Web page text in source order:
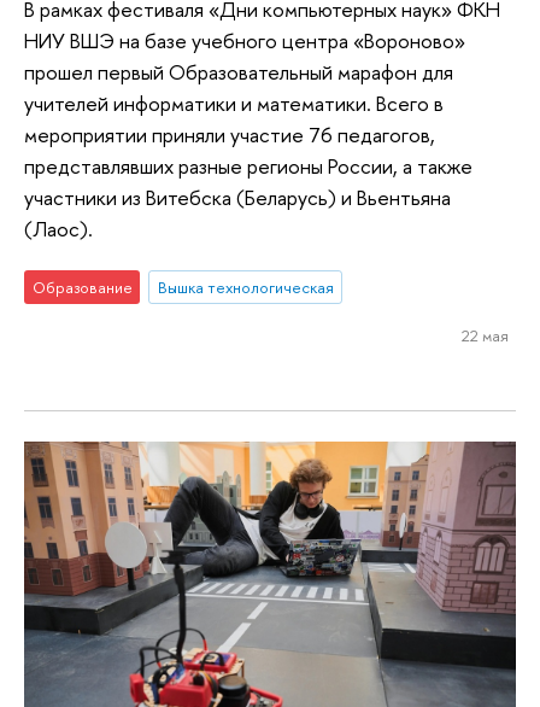
В рамках фестиваля «Дни компьютерных наук» ФКН
НИУ ВШЭ на базе учебного центра «Вороново»
прошел первый Образовательный марафон для
учителей информатики и математики. Всего в
мероприятии приняли участие 76 педагогов,
представлявших разные регионы России, а также
участники из Витебска (Беларусь) и Вьентьяна
(Лаос).
Образование Вышка технологическая
22 мая